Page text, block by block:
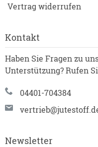
Vertrag widerrufen
Kontakt
Haben Sie Fragen zu
Unterstützung? Rufen
04401-704384
Newsletter